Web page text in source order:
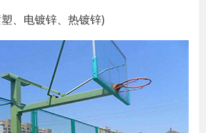
、电镀锌、热镀锌)